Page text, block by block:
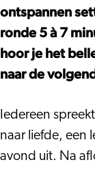
ontspannen
ronde 5 à 7
hoor je het
naar de
Iedereen
naar liefde, een
avond uit. Na